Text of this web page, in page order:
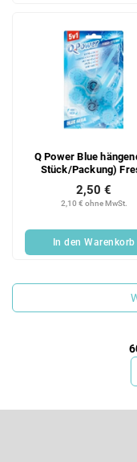
Q Power Blue
Stück/Packung)
Storm
2,10 € ohne MwSt.
2,50 €
In den Warenkorb